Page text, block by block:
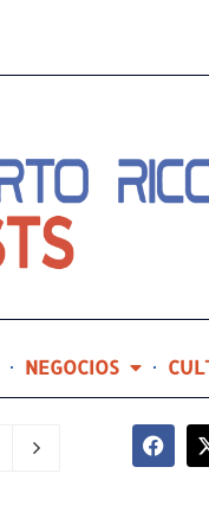
NEGOCIOS